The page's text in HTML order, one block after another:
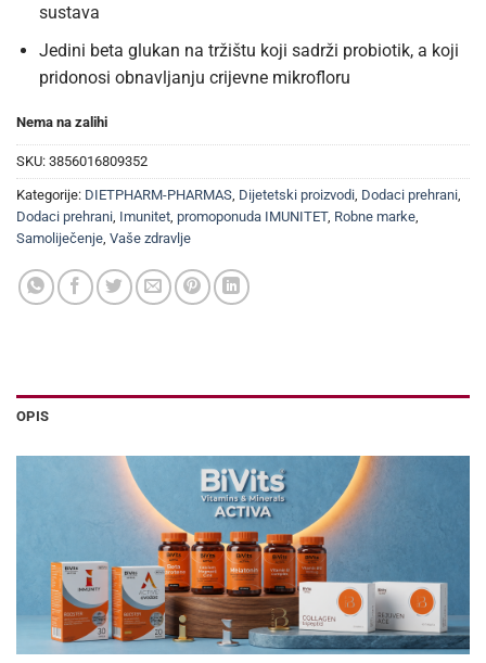
sustava
Jedini beta glukan na tržištu koji sadrži probiotik, a koji
pridonosi obnavljanju crijevne mikrofloru
Nema na zalihi
SKU: 3856016809352
Kategorije: DIETPHARM-PHARMAS, Dijetetski proizvodi, Dodaci prehrani,
Dodaci prehrani, Imunitet, promoponuda IMUNITET, Robne marke,
Samoliječenje, Vaše zdravlje
OPIS